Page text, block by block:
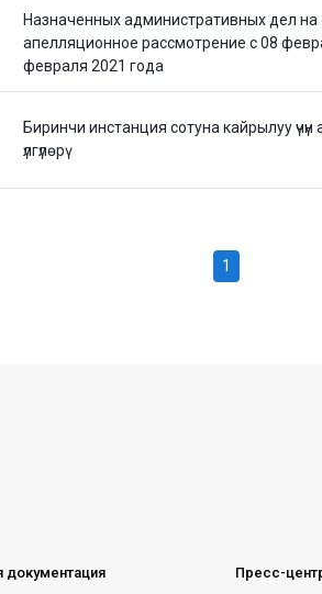
Назначенных административных дел на
апелляционное рассмотрение с 08
февраля 2021 года
Биринчи инстанция сотуна кайрылуу
үлгүлөрү
1
документация Пресс-